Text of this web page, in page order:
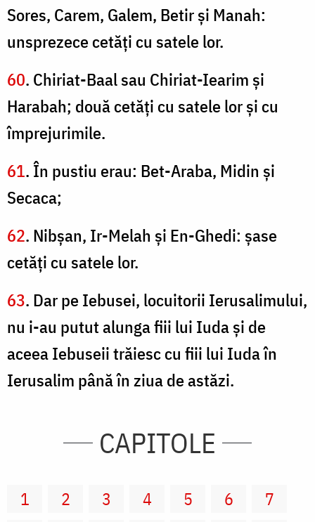
Sores, Carem, Galem, Betir şi Manah:
unsprezece cetăţi cu satele lor.
60. Chiriat-Baal sau Chiriat-Iearim şi
Harabah; două cetăţi cu satele lor şi cu
împrejurimile.
61. În pustiu erau: Bet-Araba, Midin şi
Secaca;
62. Nibşan, Ir-Melah şi En-Ghedi: şase
cetăţi cu satele lor.
63. Dar pe Iebusei, locuitorii Ierusalimului,
nu i-au putut alunga fiii lui Iuda şi de
aceea Iebuseii trăiesc cu fiii lui Iuda în
Ierusalim până în ziua de astăzi.
CAPITOLE
1 2 3 4 5 6
7